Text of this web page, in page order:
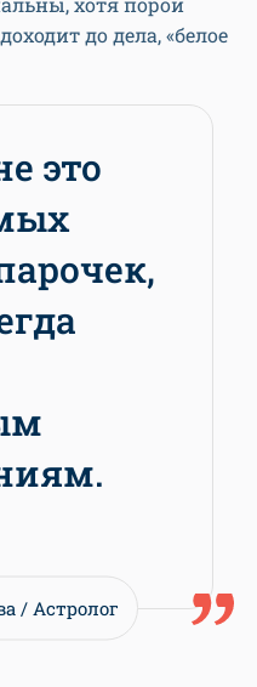
до дела, «белое
это
Астролог